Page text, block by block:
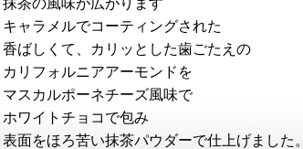
抹茶の風味が広がります
キャラメルでコーティングされた
香ばしくて、カリッとした歯ごたえの
カリフォルニアアーモンドを
マスカルポーネチーズ風味で
ホワイトチョコで包み
表面をほろ苦い抹茶パウダーで仕上げました。